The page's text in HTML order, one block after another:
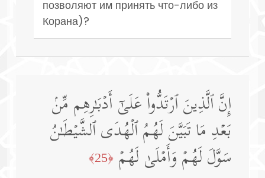
позволяют им принять что-либо из
Корана)?
إِنَّ ٱلَّذِینَ ٱرۡتَدُّوا۟ عَلَىٰۤ أَدۡبَـٰرِهِم مِّنۢ
بَعۡدِ مَا تَبَیَّنَ لَهُمُ ٱلۡهُدَى ٱلشَّیۡطَـٰنُ
سَوَّلَ لَهُمۡ وَأَمۡلَىٰ لَهُمۡ ﴿25﴾